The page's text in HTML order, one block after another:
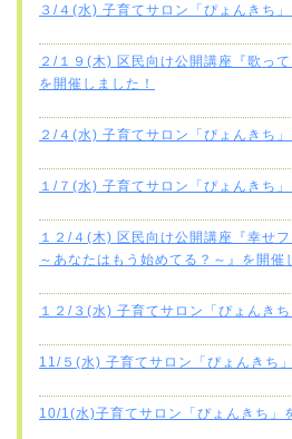
３/４(水) 子育てサロン「ぴょんきち」
２/１９(木) 区民向け公開講座『歌っ
を開催しました！
２/４(水) 子育てサロン「ぴょんきち」
１/７(水) 子育てサロン「ぴょんきち」
１２/４(木) 区民向け公開講座『幸せ
～あなたはもう始めてる？～』を開催
１２/３(水) 子育てサロン「ぴょんき
11/５(水) 子育てサロン「ぴょんきち
10/1(水)子育てサロン「ぴょんきち」